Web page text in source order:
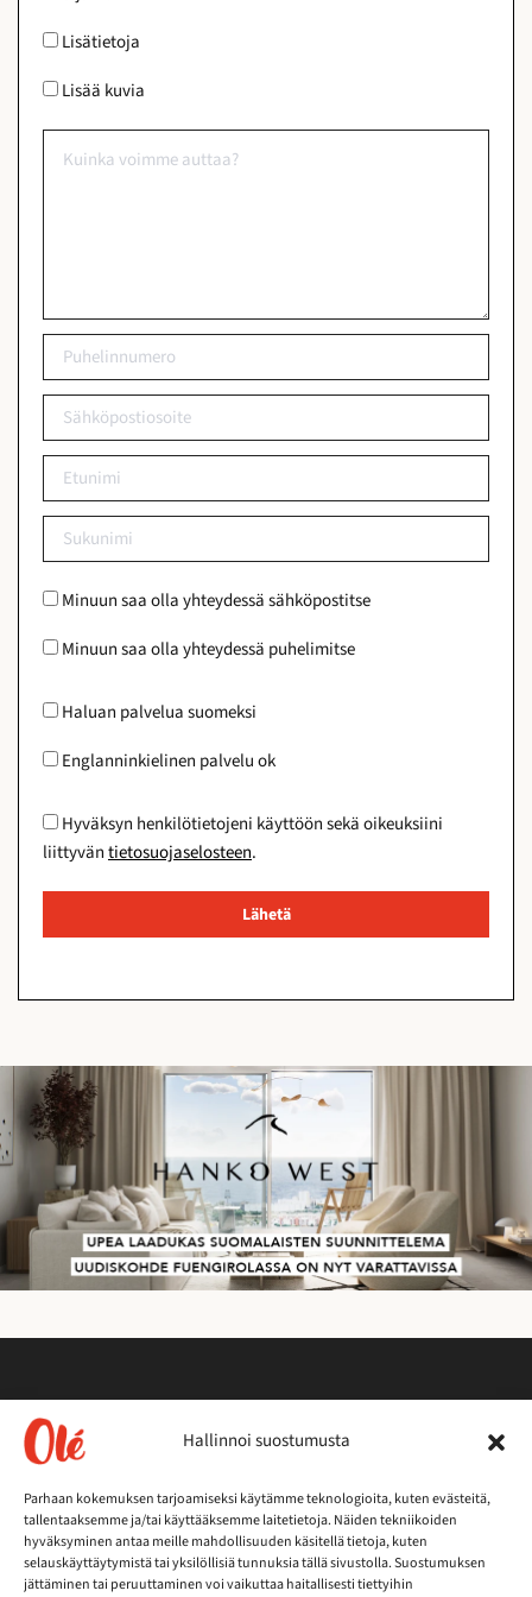
Hallinnoi suostumusta
Parhaan kokemuksen tarjoamiseksi käytämme teknologioita, kuten evästeitä,
tallentaaksemme ja/tai käyttääksemme laitetietoja. Näiden tekniikoiden
hyväksyminen antaa meille mahdollisuuden käsitellä tietoja, kuten
selauskäyttäytymistä tai yksilöllisiä tunnuksia tällä sivustolla. Suostumuksen
jättäminen tai peruuttaminen voi vaikuttaa haitallisesti tiettyihin
Lisätietoja
Lisää kuvia
Minuun saa olla yhteydessä sähköpostitse
Minuun saa olla yhteydessä puhelimitse
Haluan palvelua suomeksi
Englanninkielinen palvelu ok
Hyväksyn henkilötietojeni käyttöön sekä oikeuksiini
liittyväntietosuojaselosteen.
toinen hyötyy suurista ikkunoista ja erinomaisesta
luonnonvalosta.
Alakerrassa sijaitsee keittiötila ja täydellinen
kylpyhuone, jotka tarjoavat käytännöllisen
muuttaa tämä alue omaksi studioasunnoksi, joka sopii
erinomaisesti keski- tai pitkäaikaisvuokraukseen,
vierasmajoitukseen tai yksityiseksi työtilaksi, lisäten
kiinteistön joustavuutta ja sijoituspotentiaalia.
Tämä kiinteistö tarjoaa upean tilaisuuden luoda
unelmiesi koti yhteen Málagan halutuimmista
monipuoliseen pohjaratkaisuunsa ja vahvaan
sijoituspotentiaaliinsa perustuen, tämä on kiinteistö,
jota ei kannata jättää väliin.
Ota meihin yhteyttä jo tänään sopiaksesi näyttöä.
Tämä teksti on tekoälyn avulla käännetty.
Lehtitilaukset
Tilaa lehti kotiisi
Yrityksille